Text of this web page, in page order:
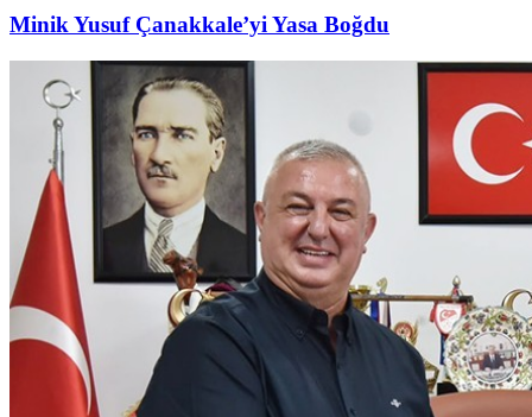
Minik Yusuf Çanakkale’yi Yasa Boğdu